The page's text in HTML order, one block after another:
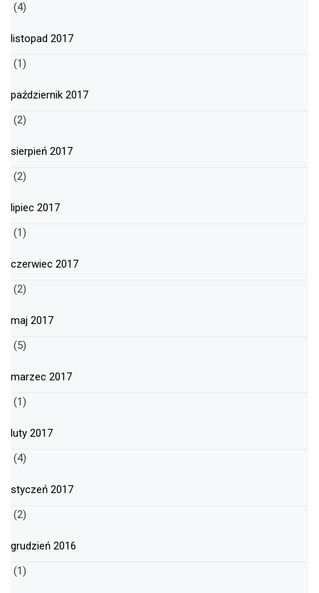
(4)
listopad 2017
(1)
październik 2017
(2)
sierpień 2017
(2)
lipiec 2017
(1)
czerwiec 2017
(2)
maj 2017
(5)
marzec 2017
(1)
luty 2017
(4)
styczeń 2017
(2)
grudzień 2016
(1)